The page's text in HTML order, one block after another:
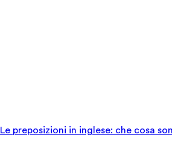
Le preposizioni in inglese: che cosa